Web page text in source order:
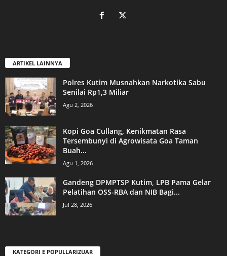
ARTIKEL LAINNYA
Polres Kutim Musnahkan Narkotika Sabu
Senilai Rp1,3 Miliar
Agu 2, 2026
Kopi Goa Cullang, Kenikmatan Rasa
Tersembunyi di Agrowisata Goa Taman
Buah...
Agu 1, 2026
Gandeng DPMPTSP Kutim, LPB Pama Gelar
Pelatihan OSS-RBA dan NIB Bagi...
Jul 28, 2026
KATEGORI E POPULLARIZUAR